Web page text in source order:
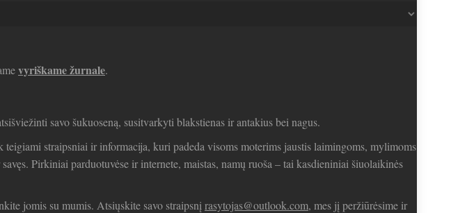
vyriškame žurnale.
savo šukuoseną, susitvarkyti blakstienas ir antakius bei nagus.
straipsniai ir informacija, kuri padeda visoms moterims jaustis laimingoms, mylimoms
Pirkiniai parduotuvėse ir internete, maistas, namų ruoša – tai kasdieniniai šiuolaikinės
jomis su mumis. Atsiųskite savo straipsnį rasytojas@outlook.com, mes jį peržiūrėsime ir